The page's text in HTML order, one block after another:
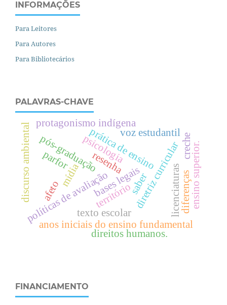
INFORMAÇÕES
Para Leitores
Para Autores
Para Bibliotecários
PALAVRAS-CHAVE
resenha
territóriodiretriz curricular
prática de ensino
texto escolar
políticas de avaliação
pós-graduação
protagonismo indígena
saber
anos iniciais do ensino fundamental
discurso ambiental mídia
direitos humanos.
licenciaturas
parfor
voz estudantil creche
bases legais
psicologia
e
n
s
i
n
o
s
u
p
e
r
i
o
r
.
diferenças
afeto
FINANCIAMENTO